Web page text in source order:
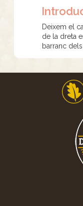
Deixem el
de la dreta
barranc